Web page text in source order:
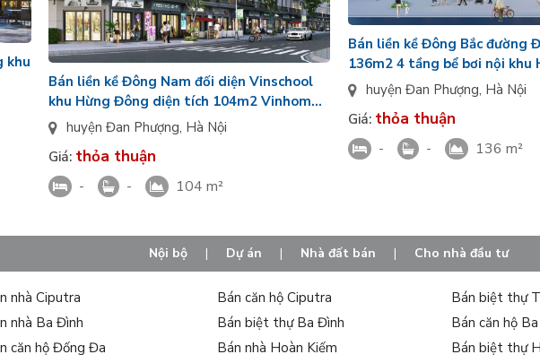
khu
Bán liền kề Đông Nam đối diện Vinschool
khu Hừng Đông diện tích 104m2 Vinhomes
Wonder City
huyện Đan Phượng, Hà Nội
Giá: thỏa thuận
- - 104 m²
Bán liền kề Đông Bắc đường
136m2 4 tầng bể bơi nội khu
Vin Wonder City
huyện Đan Phượng, Hà Nội
Giá: thỏa thuận
- - 136 m²
Nội bộ | Dự án | Nhà đất bán | Cho nhà đầu tư
nhà Ciputra Bán căn hộ Ciputra Bán biệt thự
nhà Ba Đình Bán biệt thự Ba Đình Bán căn hộ
căn hộ Đống Đa Bán nhà Hoàn Kiếm Bán biệt thự